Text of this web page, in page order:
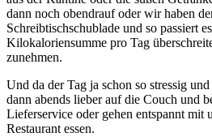
dann noch obendrauf oder wir haben
Schreibtischschublade und so passiert
Kilokaloriensumme pro Tag
zunehmen.
Und da der Tag ja schon so stressig
dann abends lieber auf die Couch und
Lieferservice oder gehen entspannt mit
Restaurant essen.